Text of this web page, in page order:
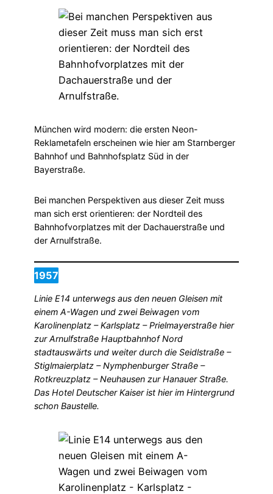
München wird modern: die ersten Neon-
Reklametafeln erscheinen wie hier am Starnberger
Bahnhof und Bahnhofsplatz Süd in der
Bayerstraße.
Bei manchen Perspektiven aus dieser Zeit muss
man sich erst orientieren: der Nordteil des
Bahnhofvorplatzes mit der Dachauerstraße und
der Arnulfstraße.
1957
Linie E14 unterwegs aus den neuen Gleisen mit
einem A-Wagen und zwei Beiwagen vom
Karolinenplatz – Karlsplatz – Prielmayerstraße hier
zur Arnulfstraße Hauptbahnhof Nord
stadtauswärts und weiter durch die Seidlstraße –
Stiglmaierplatz – Nymphenburger Straße –
Rotkreuzplatz – Neuhausen zur Hanauer Straße.
Das Hotel Deutscher Kaiser ist hier im Hintergrund
schon Baustelle.